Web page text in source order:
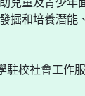
掘和培養潛能
校社會工作服